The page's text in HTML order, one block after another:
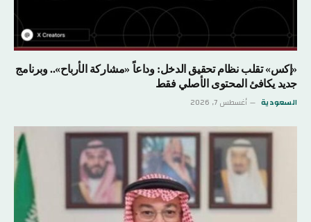
«إكس» تقلب نظام تحقيق الدخل: وداعاً «مشاركة الأرباح».. وبرنامج
جديد يكافئ المحتوى الأصلي فقط
السعودية أغسطس 7, 2026